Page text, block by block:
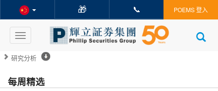
🎁 📞 POEMS 登入
Toggle
navigation
研究分析
每周精选